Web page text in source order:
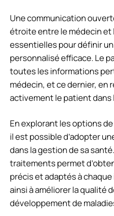
Une communication
étroite entre le médecin
essentielles pour définir
personnalisé efficace. Le
toutes les informations
médecin, et ce dernier, en
activement le patient dans
En explorant les options
il est possible d’adopter
dans la gestion de sa
traitements permet
précis et adaptés à
ainsi à améliorer la qualité
développement de